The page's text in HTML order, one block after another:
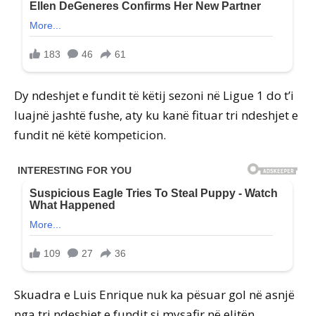
Dy ndeshjet e fundit të këtij sezoni në Ligue 1 do t’i
luajnë jashtë fushe, aty ku kanë fituar tri ndeshjet e
fundit në këtë kompeticion.
Skuadra e Luis Enrique nuk ka pësuar gol në asnjë